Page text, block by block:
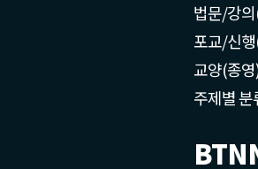
법문/강
포교/신
교양(종
주제별 분